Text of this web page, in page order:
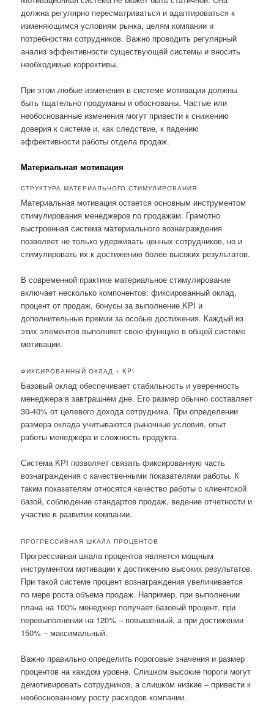
должна регулярно пересматриваться и адаптироваться к
изменяющимся условиям рынка, целям компании и
потребностям сотрудников. Важно проводить регулярный
анализ эффективности существующей системы и вносить
необходимые коррективы.
При этом любые изменения в системе мотивации должны
быть тщательно продуманы и обоснованы. Частые или
необоснованные изменения могут привести к снижению
доверия к системе и, как следствие, к падению
эффективности работы отдела продаж.
Материальная мотивация
СТРУКТУРА МАТЕРИАЛЬНОГО СТИМУЛИРОВАНИЯ
Материальная мотивация остается основным инструментом
стимулирования менеджеров по продажам. Грамотно
выстроенная система материального вознаграждения
позволяет не только удерживать ценных сотрудников, но и
стимулировать их к достижению более высоких результатов.
В современной практике материальное стимулирование
включает несколько компонентов: фиксированный оклад,
процент от продаж, бонусы за выполнение KPI и
дополнительные премии за особые достижения. Каждый из
этих элементов выполняет свою функцию в общей системе
мотивации.
ФИКСИРОВАННЫЙ ОКЛАД + KPI
Базовый оклад обеспечивает стабильность и уверенность
менеджера в завтрашнем дне. Его размер обычно составляет
30-40% от целевого дохода сотрудника. При определении
размера оклада учитываются рыночные условия, опыт
работы менеджера и сложность продукта.
Система KPI позволяет связать фиксированную часть
вознаграждения с качественными показателями работы. К
таким показателям относятся качество работы с клиентской
базой, соблюдение стандартов продаж, ведение отчетности и
участие в развитии компании.
ПРОГРЕССИВНАЯ ШКАЛА ПРОЦЕНТОВ
Прогрессивная шкала процентов является мощным
инструментом мотивации к достижению высоких результатов.
При такой системе процент вознаграждения увеличивается
по мере роста объема продаж. Например, при выполнении
плана на 100% менеджер получает базовый процент, при
перевыполнении на 120% – повышенный, а при достижении
150% – максимальный.
Важно правильно определить пороговые значения и размер
процентов на каждом уровне. Слишком высокие пороги могут
демотивировать сотрудников, а слишком низкие – привести к
необоснованному росту расходов компании.